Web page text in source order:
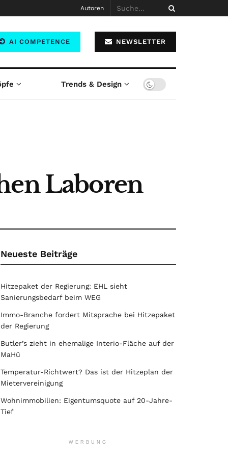
Autoren
AI COMPETENCE NEWSLETTER
Trends & Design
Laboren
Neueste Beiträge
Hitzepaket der Regierung: EHL sieht
Sanierungsbedarf beim WEG
Immo-Branche fordert Mitsprache bei Hitzepaket
der Regierung
Butler’s zieht in ehemalige Interio-Fläche auf der
MaHü
Temperatur-Richtwert? Das ist der Hitzeplan der
Mietervereinigung
Wohnimmobilien: Eigentumsquote auf 20-Jahre-
Tief
WERBUNG